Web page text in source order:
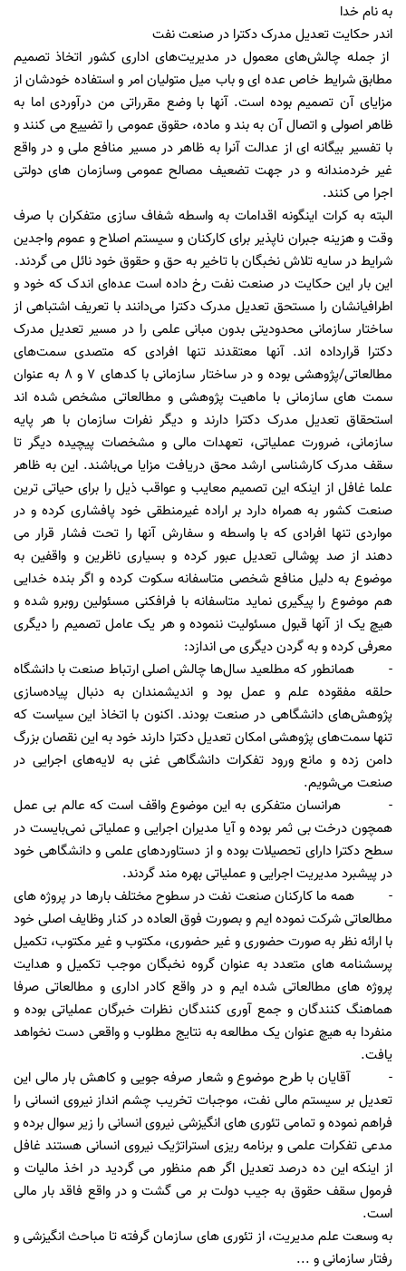
به نام خدا
اندر حکایت تعدیل مدرک دکترا در صنعت نفت
از جمله چالش‌های معمول در مدیریت‌های اداری کشور اتخاذ تصمیم
مطابق شرایط خاص عده ای و باب میل متولیان امر و استفاده خودشان از
مزایای آن تصمیم بوده است. آنها با وضع مقرراتی من درآوردی اما به
ظاهر اصولی و اتصال آن به بند و ماده، حقوق عمومی را تضییع می کنند و
با تفسیر بیگانه ای از عدالت آنرا به ظاهر در مسیر منافع ملی و در واقع
غیر خردمندانه و در جهت تضعیف مصالح عمومی وسازمان های دولتی
اجرا می کنند.
البته به کرات اینگونه اقدامات به واسطه شفاف سازی متفکران با صرف
وقت و هزینه جبران ناپذیر برای کارکنان و سیستم اصلاح و عموم واجدین
شرایط در سایه تلاش نخبگان با تاخیر به حق و حقوق خود نائل می گردند.
این بار این حکایت در صنعت نفت رخ داده است عده‌ای اندک که خود و
اطرافیانشان را مستحق تعدیل مدرک دکترا می‌دانند با تعریف اشتباهی از
ساختار سازمانی محدودیتی بدون مبانی علمی را در مسیر تعدیل مدرک
دکترا قرارداده اند. آنها معتقدند تنها افرادی که متصدی سمت‌های
مطالعاتی/پژوهشی بوده و در ساختار سازمانی با کدهای ۷ و ۸ به عنوان
سمت های سازمانی با ماهیت پژوهشی و مطالعاتی مشخص شده اند
استحقاق تعدیل مدرک دکترا دارند و دیگر نفرات سازمان با هر پایه
سازمانی، ضرورت عملیاتی، تعهدات مالی و مشخصات پیچیده دیگر تا
سقف مدرک کارشناسی ارشد محق دریافت مزایا می‌باشند. این به ظاهر
علما غافل از اینکه این تصمیم معایب و عواقب ذیل را برای حیاتی ترین
صنعت کشور به همراه دارد بر اراده غیرمنطقی خود پافشاری کرده و در
مواردی تنها افرادی که با واسطه و سفارش آنها را تحت فشار قرار می
دهند از صد پوشالی تعدیل عبور کرده و بسیاری ناظرین و واقفین به
موضوع به دلیل منافع شخصی متاسفانه سکوت کرده و اگر بنده خدایی
هم موضوع را پیگیری نماید متاسفانه با فرافکنی مسئولین روبرو شده و
هیچ یک از آنها قبول مسئولیت ننموده و هر یک عامل تصمیم را دیگری
معرفی کرده و به گردن دیگری می اندازد:
- همانطور که مطلعید سال‌ها چالش اصلی ارتباط صنعت با دانشگاه
حلقه مفقوده علم و عمل بود و اندیشمندان به دنبال پیاده‌سازی
پژوهش‌های دانشگاهی در صنعت بودند. اکنون با اتخاذ این سیاست که
تنها سمت‌های پژوهشی امکان تعدیل دکترا دارند خود به این نقصان بزرگ
دامن زده و مانع ورود تفکرات دانشگاهی غنی به لایه‌های اجرایی در
صنعت می‌شویم.
- هرانسان متفکری به این موضوع واقف است که عالم بی عمل
همچون درخت بی ثمر بوده و آیا مدیران اجرایی و عملیاتی نمی‌بایست در
سطح دکترا دارای تحصیلات بوده و از دستاوردهای علمی و دانشگاهی خود
در پیشبرد مدیریت اجرایی و عملیاتی بهره مند گردند.
- همه ما کارکنان صنعت نفت در سطوح مختلف بارها در پروژه های
مطالعاتی شرکت نموده ایم و بصورت فوق العاده در کنار وظایف اصلی خود
با ارائه نظر به صورت حضوری و غیر حضوری، مکتوب و غیر مکتوب، تکمیل
پرسشنامه های متعدد به عنوان گروه نخبگان موجب تکمیل و هدایت
پروژه های مطالعاتی شده ایم و در واقع کادر اداری و مطالعاتی صرفا
هماهنگ کنندگان و جمع آوری کنندگان نظرات خبرگان عملیاتی بوده و
منفردا به هیچ عنوان یک مطالعه به نتایج مطلوب و واقعی دست نخواهد
یافت.
- آقایان با طرح موضوع و شعار صرفه جویی و کاهش بار مالی این
تعدیل بر سیستم مالی نفت، موجبات تخریب چشم انداز نیروی انسانی را
فراهم نموده و تمامی تئوری های انگیزشی نیروی انسانی را زیر سوال برده و
مدعی تفکرات علمی و برنامه ریزی استراتژیک نیروی انسانی هستند غافل
از اینکه این ده درصد تعدیل اگر هم منظور می گردید در اخذ مالیات و
فرمول سقف حقوق به جیب دولت بر می گشت و در واقع فاقد بار مالی
است.
به وسعت علم مدیریت، از تئوری های سازمان گرفته تا مباحث انگیزشی و
رفتار سازمانی و ...